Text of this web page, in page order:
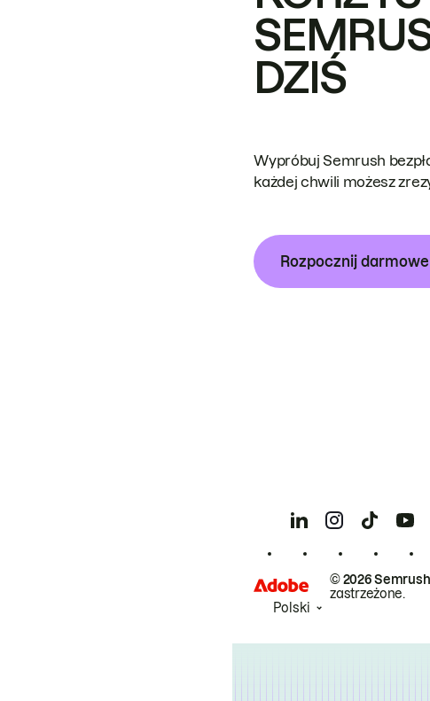
DZIŚ
Wypróbuj Semrush
każdej chwili możesz
Rozpocznij
© 2026
zastrzeżone.
Polski